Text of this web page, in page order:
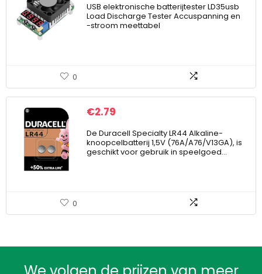
USB elektronische batterijtester LD35usb
Load Discharge Tester Accuspanning en
-stroom meettabel
0
€2.79
De Duracell Specialty LR44 Alkaline-
knoopcelbatterij 1,5V (76A/A76/V13GA), is
geschikt voor gebruik in speelgoed…
0